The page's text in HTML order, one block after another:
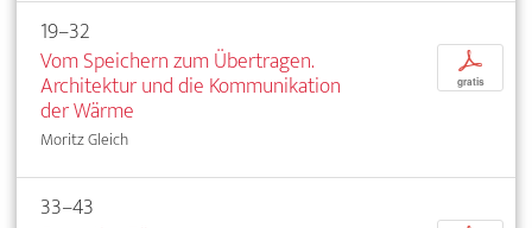
19–32
Vom Speichern zum Übertragen.
Architektur und die Kommunikation
der Wärme
Moritz Gleich
p
gratis
33–43